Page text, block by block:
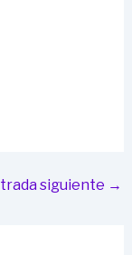
siguiente →